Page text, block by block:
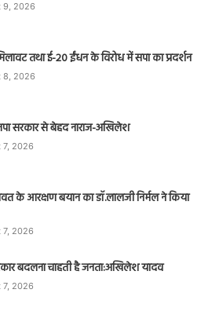
9, 2026
तथा ई-20 ईंधन के विरोध में सपा का प्रदर्शन
8, 2026
सरकार से बेहद नाराज-अखिलेश
7, 2026
के आरक्षण बयान का डॉ.लालजी निर्मल ने किया
7, 2026
बदलना चाहती है जनता:अखिलेश यादव
7, 2026